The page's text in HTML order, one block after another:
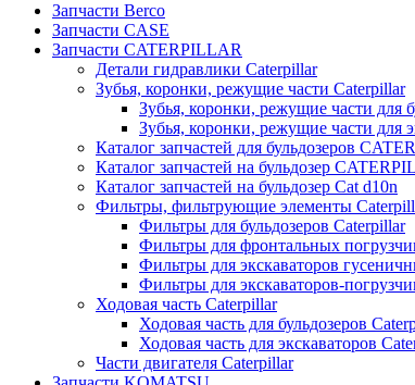
Запчасти Berco
Запчасти CASE
Запчасти CATERPILLAR
Детали гидравлики Caterpillar
Зубья, коронки, режущие части Caterpillar
Зубья, коронки, режущие части для
Зубья, коронки, режущие части для
Каталог запчастей для бульдозеров
Каталог запчастей на бульдозер
Каталог запчастей на бульдозер Сat d10n
Фильтры, фильтрующие элементы
Фильтры для бульдозеров Caterpillar
Фильтры для фронтальных
Фильтры для экскаваторов
Фильтры для экскаваторов-
Ходовая часть Caterpillar
Ходовая часть для бульдозеров
Ходовая часть для экскаваторов
Части двигателя Caterpillar